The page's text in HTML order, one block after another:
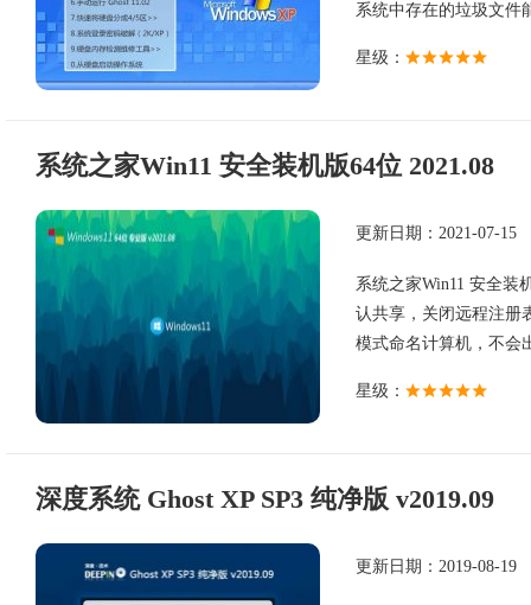
系统中存在的垃圾文件
星级：
系统之家Win11 安全装机版64位 2021.08
更新日期：2021-07-15
系统之家Win11 安全装
认共享，关闭远程注册
模式命名计算机，不会
星级：
深度系统 Ghost XP SP3 纯净版 v2019.09
更新日期：2019-08-19